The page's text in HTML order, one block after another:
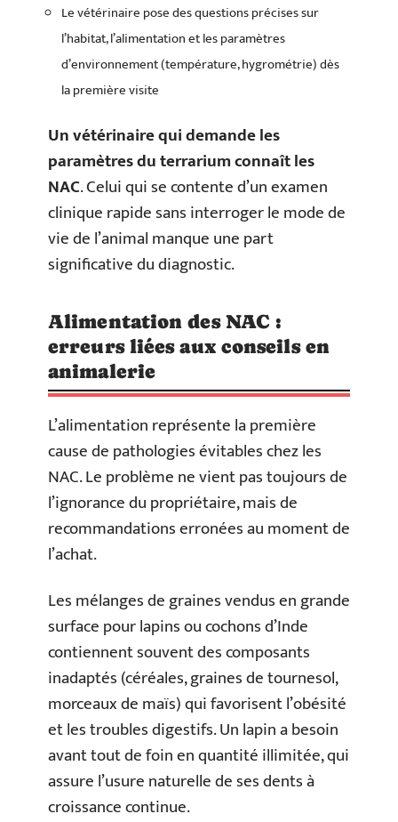
Le vétérinaire pose des questions précises sur
l’habitat, l’alimentation et les paramètres
d’environnement (température, hygrométrie) dès
la première visite
Un vétérinaire qui demande les
paramètres du terrarium connaît les
NAC. Celui qui se contente d’un examen
clinique rapide sans interroger le mode de
vie de l’animal manque une part
significative du diagnostic.
Alimentation des NAC :
erreurs liées aux conseils en
animalerie
L’alimentation représente la première
cause de pathologies évitables chez les
NAC. Le problème ne vient pas toujours de
l’ignorance du propriétaire, mais de
recommandations erronées au moment de
l’achat.
Les mélanges de graines vendus en grande
surface pour lapins ou cochons d’Inde
contiennent souvent des composants
inadaptés (céréales, graines de tournesol,
morceaux de maïs) qui favorisent l’obésité
et les troubles digestifs. Un lapin a besoin
avant tout de foin en quantité illimitée, qui
assure l’usure naturelle de ses dents à
croissance continue.